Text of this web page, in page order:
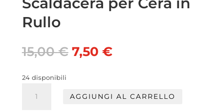
Rullo
15,00€ Il
prezzo
15,00 €.
7,50 €Il
7,50 €.
24 disponibili
AGGIUNGI AL CARRELLO